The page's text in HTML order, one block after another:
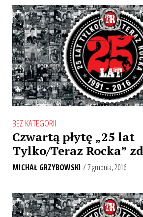
BEZ KATEGORII
Czwartą płytę „25 lat
Tylko/Teraz Rocka”
MICHAŁ GRZYBOWSKI / 7 grudnia, 2016